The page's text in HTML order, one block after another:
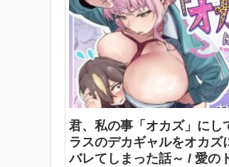
君、私の事「オカズ」にし
ラスのデカギャルをオカズ
バレてしまった話～ / 愛の